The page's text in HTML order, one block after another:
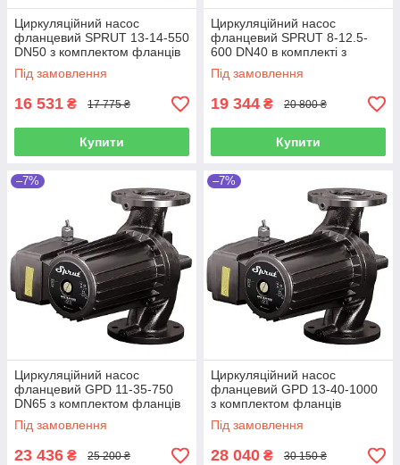
Циркуляційний насос
фланцевий SPRUT 13-14-550
DN50 з комплектом фланців
Під замовлення
16 531 ₴ 17 775 ₴
Купити
Циркуляційний насос
фланцевий SPRUT 8-12.5-
600 DN40 в комплекті з
фланцями
Під замовлення
19 344 ₴ 20 800 ₴
Купити
–7%
Циркуляційний насос
фланцевий GPD 11-35-750
DN65 з комплектом фланців
Під замовлення
23 436 ₴ 25 200 ₴
–7%
Циркуляційний насос
фланцевий GPD 13-40-1000
з комплектом фланців
Під замовлення
28 040 ₴ 30 150 ₴